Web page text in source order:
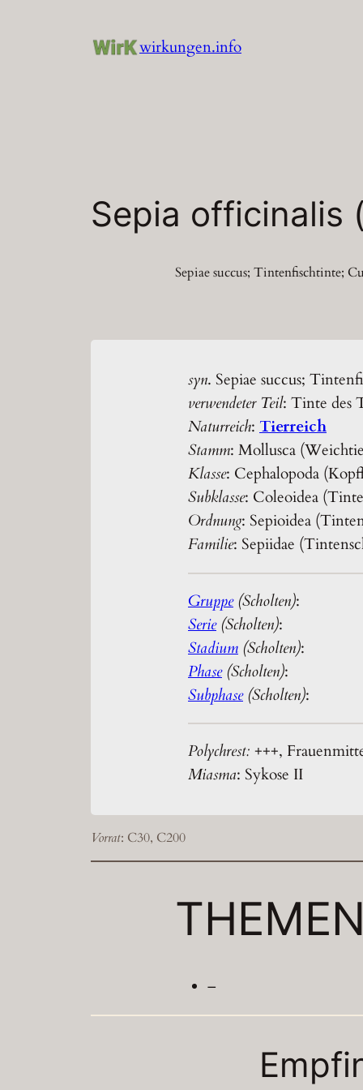
wirkungen.info
Sepia officinalis
Sepiae succus; Tintenfischtinte;
syn. Sepiae succus;
verwendeter Teil: Tinte des
Naturreich: Tierreich
Stamm: Mollusca
Klasse: Cephalopoda
Subklasse: Coleoidea
Ordnung: Sepioidea
Familie: Sepiidae
Gruppe(Scholten):
Serie(Scholten):
Stadium (Scholten):
Phase(Scholten):
Subphase (Scholten):
Polychrest: +++,
Miasma: Sykose II
Vorrat: C30, C200
–